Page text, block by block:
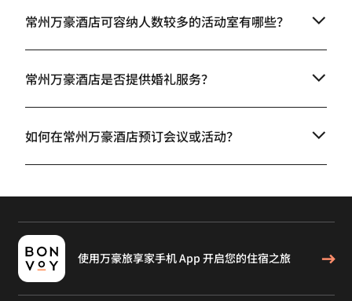
常州万豪酒店可容纳人数较多的活动室有哪些？
常州万豪酒店是否提供婚礼服务？
如何在常州万豪酒店预订会议或活动？
使用万豪旅享家手机 App 开启您的住宿之旅